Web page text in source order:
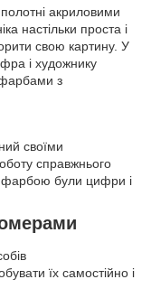
акриловими
настільки проста і
свою картину. У
і художнику
фарбами з
своїми
справжнього
фарбою були цифри і
їх самостійно і